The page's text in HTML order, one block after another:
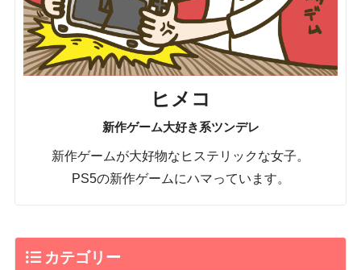
ヒメコ
新作ゲーム大好き系ツンデレ
新作ゲームが大好物なヒステリックな女子。
PS5の新作ゲームにハマっています。
カテゴリー